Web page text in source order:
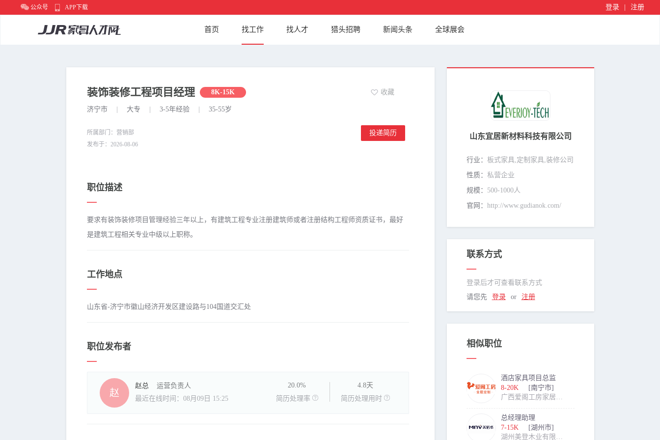
公众号 APP下载 登录 注册
首页 找工作 找人才 猎头招聘 新闻头条 全球展会
装饰装修工程项目经理 8K-15K 收藏
济宁市 大专 3-5年经验 35-55岁
所属部门：营销部
发布于：2026-08-06
投递简历
职位描述
要求有装饰装修项目管理经验三年以上，有建筑工程专业注册建筑师或者注册结构工程师资质证书，最好
是建筑工程相关专业中级以上职称。
工作地点
山东省-济宁市徽山经济开发区建设路与104国道交汇处
职位发布者
赵
赵总
运营负责人
最近在线时间：08月09日 15:25
20.0%
简历处理率
4.8天
简历处理用时
山东宜居新材料科技有限公司
行业： 板式家具,定制家具,装修公司
性质： 私营企业
规模： 500-1000人
官网： http://www.gudianok.com/
联系方式
登录后才可查看联系方式
请您先
登录 or 注册
相似职位
酒店家具项目总监
[南宁市]
8-20K
广西爱阁工房家居有限责任公司
总经理助理
[湖州市]
7-15K
湖州美登木业有限公司